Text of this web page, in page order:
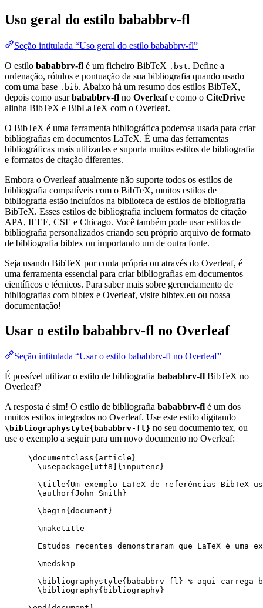
Uso geral do estilo bababbrv-fl
Seção intitulada “Uso geral do estilo bababbrv-fl”
O estilo bababbrv-fl é um ficheiro BibTeX .bst. Define a
ordenação, rótulos e pontuação da sua bibliografia quando usado
com uma base .bib. Abaixo há um resumo dos estilos BibTeX,
depois como usarbababbrv-fl no Overleafe como o CiteDrive
alinha BibTeX e BibLaTeX com o Overleaf.
O BibTeX é uma ferramenta bibliográfica poderosa usada para criar
bibliografias em documentos LaTeX. É uma das ferramentas
bibliográficas mais utilizadas e suporta muitos estilos de bibliografia
e formatos de citação diferentes.
Embora o Overleaf atualmente não suporte todos os estilos de
bibliografia compatíveis com o BibTeX, muitos estilos de
bibliografia estão incluídos na biblioteca de estilos de bibliografia
BibTeX. Esses estilos de bibliografia incluem formatos de citação
APA, IEEE, CSE e Chicago. Você também pode usar estilos de
bibliografia personalizados criando seu próprio arquivo de formato
de bibliografia bibtex ou importando um de outra fonte.
Seja usando BibTeX por conta própria ou através do Overleaf, é
uma ferramenta essencial para criar bibliografias em documentos
científicos e técnicos. Para saber mais sobre gerenciamento de
bibliografias com bibtex e Overleaf, visite bibtex.eu ou nossa
documentação!
Usar o estilo bababbrv-fl no Overleaf
Seção intitulada “Usar o estilo bababbrv-fl no Overleaf”
É possível utilizar o estilo de bibliografia bababbrv-fl BibTeX no
Overleaf?
A resposta é sim! O estilo de bibliografia bababbrv-fl é um dos
muitos estilos integrados no Overleaf. Use este estilo digitando
\bibliographystyle{bababbrv-fl} no seu documento tex, ou
use o exemplo a seguir para um novo documento no Overleaf:
\documentclass{ article }
\usepackage
utf8 ]{ inputenc }
\title{Um exemplo LaTeX de referências
\author{John Smith}
\begin{ document }
\maketitle
Estudos recentes demonstraram que LaTeX é
\medskip
\bibliographystyle{bababbrv-fl} % aqui carrega
\bibliography{bibliography}